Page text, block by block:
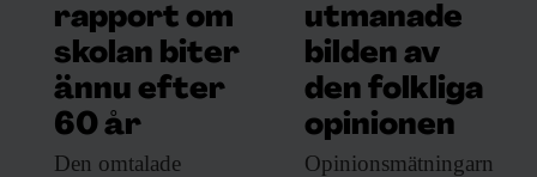
rapport om
skolan biter
ännu efter
60 år
Den omtalade
utmanade
bilden av
den folkliga
opinionen
Opinionsmätningarn